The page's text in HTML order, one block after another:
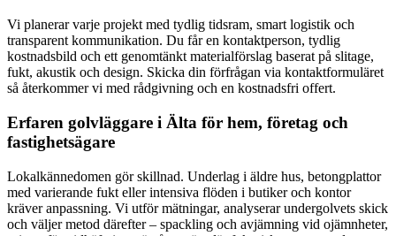
Vi planerar varje projekt med tydlig tidsram, smart logistik och
transparent kommunikation. Du får en kontaktperson, tydlig
kostnadsbild och ett genomtänkt materialförslag baserat på slitage,
fukt, akustik och design. Skicka din förfrågan via kontaktformuläret
så återkommer vi med rådgivning och en kostnadsfri offert.
Erfaren golvläggare i Älta för hem, företag och
fastighetsägare
Lokalkännedomen gör skillnad. Underlag i äldre hus, betongplattor
med varierande fukt eller intensiva flöden i butiker och kontor
kräver anpassning. Vi utför mätningar, analyserar undergolvets skick
och väljer metod därefter – spackling och avjämning vid ojämnheter,